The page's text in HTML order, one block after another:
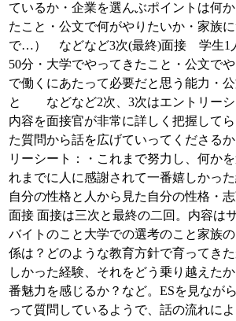
ているか・企業を選んぶポイントは何
たこと・公文で何がやりたいか・家族
で…） などなど3次(最終)面接 学生1
50分・大学でやってきたこと・公文で
で働くにあたって必要だと思う能力・
と などなど2次、3次はエントリーシ
内容を面接官が非常に詳しく把握して
た質問から話を広げていってくださる
リーシート：・これまで努力し、何か
れまでに人に感謝されて一番嬉しかっ
自分の性格と人から見た自分の性格・
面接 面接は三次と最終の二回。内容は
バイトのこと大学での選考のこと家族
係は？どのような教育方針で育ってき
しかった経験、それをどう乗り越えた
番魅力を感じるか？など。ESを見なが
って質問しているようで、話の流れに